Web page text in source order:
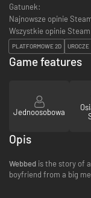
Gatunek:
Najnowsze opinie
Wszystkie opinie
PLATFORMOWE 2D UROCZE
Game features
Jednoosobowa
Opis
Webbed is the story of
boyfriend from a big